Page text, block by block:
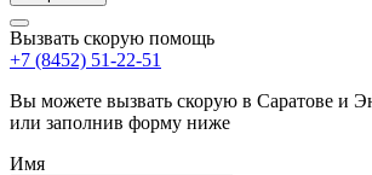
Вызвать скорую помощь
+7 (8452) 51-22-51
Вы можете вызвать скорую в Саратове и
или заполнив форму ниже
Имя